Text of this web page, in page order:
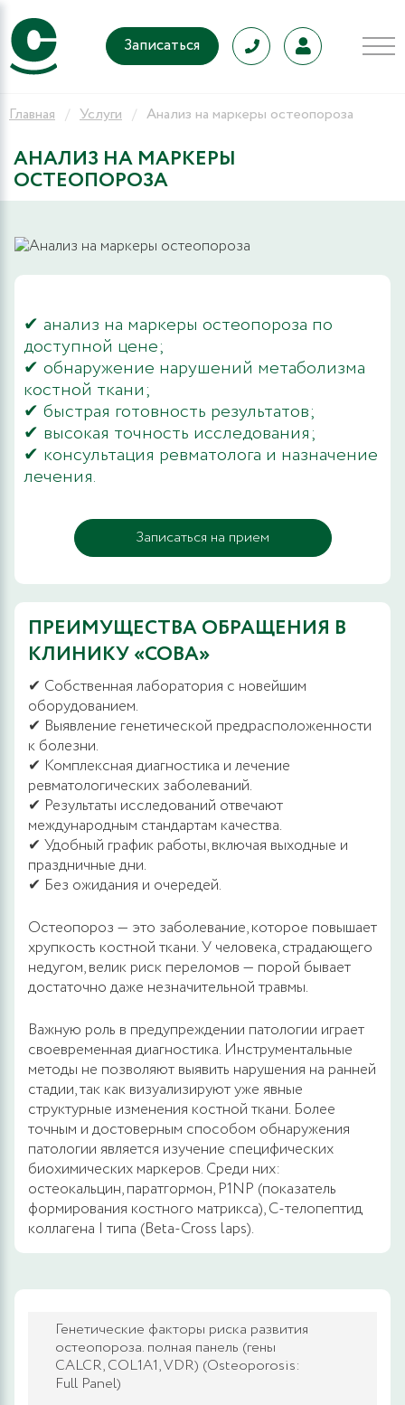
Записаться
Главная Услуги Анализ на маркеры остеопороза
АНАЛИЗ НА МАРКЕРЫ
ОСТЕОПОРОЗА
✔ анализ на маркеры остеопороза по
доступной цене;
✔ обнаружение нарушений метаболизма
костной ткани;
✔ быстрая готовность результатов;
✔ высокая точность исследования;
✔ консультация ревматолога и назначение
лечения.
Записаться на прием
ПРЕИМУЩЕСТВА ОБРАЩЕНИЯ В
КЛИНИКУ «СОВА»
✔ Собственная лаборатория с новейшим
оборудованием.
✔ Выявление генетической предрасположенности
к болезни.
✔ Комплексная диагностика и лечение
ревматологических заболеваний.
✔ Результаты исследований отвечают
международным стандартам качества.
✔ Удобный график работы, включая выходные и
праздничные дни.
✔ Без ожидания и очередей.
Остеопороз — это заболевание, которое повышает
хрупкость костной ткани. У человека, страдающего
недугом, велик риск переломов — порой бывает
достаточно даже незначительной травмы.
Важную роль в предупреждении патологии играет
своевременная диагностика. Инструментальные
методы не позволяют выявить нарушения на ранней
стадии, так как визуализируют уже явные
структурные изменения костной ткани. Более
точным и достоверным способом обнаружения
патологии является изучение специфических
биохимических маркеров. Среди них:
остеокальцин, паратгормон, P1NP (показатель
формирования костного матрикса), С-телопептид
коллагена I типа (Beta-Cross laps).
Генетические факторы риска развития
остеопороза. полная панель (гены
CALCR, COL1A1, VDR) (Osteoporosis:
Full Panel)